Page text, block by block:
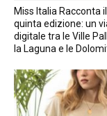
Miss Italia Racconta
quinta edizione: un
digitale tra le Ville
la Laguna e le